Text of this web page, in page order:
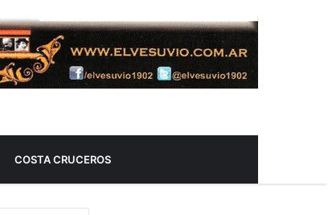
COSTA CRUCEROS